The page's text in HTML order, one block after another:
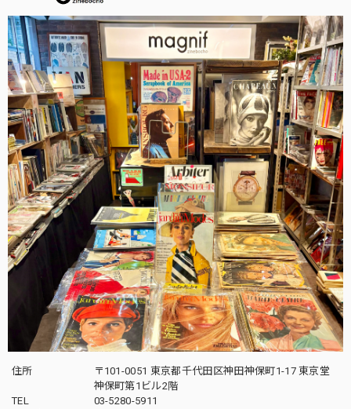
住所
〒101-0051 東京都千代田区神田神保町1-17 東京堂
神保町第1ビル2階
TEL
03-5280-5911